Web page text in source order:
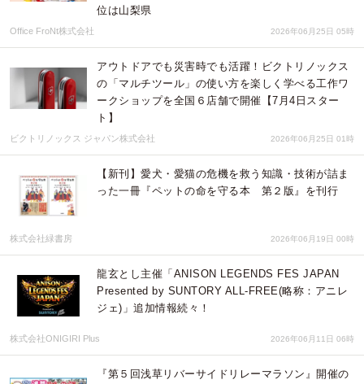
位は山梨県
Office FroNt株式会社 2026年06月25日 05時
アウトドアでも災害時でも活躍！ビクトリノックス
の「マルチツール」の使い方を楽しく学べる工作ワ
ークショップを全国６店舗で開催【7月4日スター
ト】
ビクトリノックス ジャパン株式会社 2026年06月25日 01時
【新刊】愛犬・愛猫の危機を救う知識・技術が詰ま
った一冊『ペットの命を守る本 第２版』を刊行
株式会社緑書房 2026年06月19日 00時
龍玄とし主催「ANISON LEGENDS FES JAPAN
Presented by SUNTORY ALL-FREE(略称：アニレ
ジェ)」追加情報続々！
株式会社ONIGIRI Plus 2026年06月11日 06時
『第５回浅草リバーサイドリレーマラソン』開催の